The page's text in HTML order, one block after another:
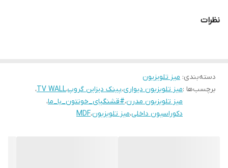
کند.
این میز به راحتی در کوچک‌ترین فضاها جای می‌گیرد و با نصب دیواری،
نظرات
دسته‌بندی: میز تلویزیون
برچسب‌ها :میز تلویزیون دیواری،پینک دیزاین گروپ،TV WALL،
میز تلویزیون مدرن،#قشنگیای_خونتون_با_ما،
دکوراسیون داخلی،میز تلویزیون،MDF